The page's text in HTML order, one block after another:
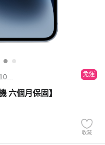
免運
六個月保固】
收藏